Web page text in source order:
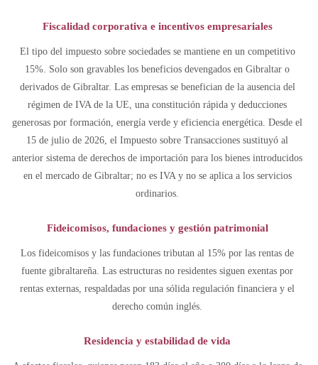
Fiscalidad corporativa e incentivos empresariales
El tipo del impuesto sobre sociedades se mantiene en un competitivo
15%. Solo son gravables los beneficios devengados en Gibraltar o
derivados de Gibraltar. Las empresas se benefician de la ausencia del
régimen de IVA de la UE, una constitución rápida y deducciones
generosas por formación, energía verde y eficiencia energética. Desde el
15 de julio de 2026, el Impuesto sobre Transacciones sustituyó al
anterior sistema de derechos de importación para los bienes introducidos
en el mercado de Gibraltar; no es IVA y no se aplica a los servicios
ordinarios.
Fideicomisos, fundaciones y gestión patrimonial
Los fideicomisos y las fundaciones tributan al 15% por las rentas de
fuente gibraltareña. Las estructuras no residentes siguen exentas por
rentas externas, respaldadas por una sólida regulación financiera y el
derecho común inglés.
Residencia y estabilidad de vida